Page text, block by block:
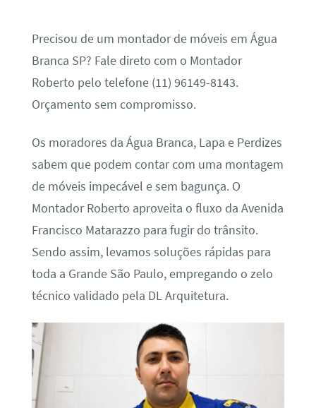
Precisou de um montador de móveis em Água
Branca SP? Fale direto com o Montador
Roberto pelo telefone (11) 96149-8143.
Orçamento sem compromisso.
Os moradores da Água Branca, Lapa e Perdizes
sabem que podem contar com uma montagem
de móveis impecável e sem bagunça. O
Montador Roberto aproveita o fluxo da Avenida
Francisco Matarazzo para fugir do trânsito.
Sendo assim, levamos soluções rápidas para
toda a Grande São Paulo, empregando o zelo
técnico validado pela DL Arquitetura.